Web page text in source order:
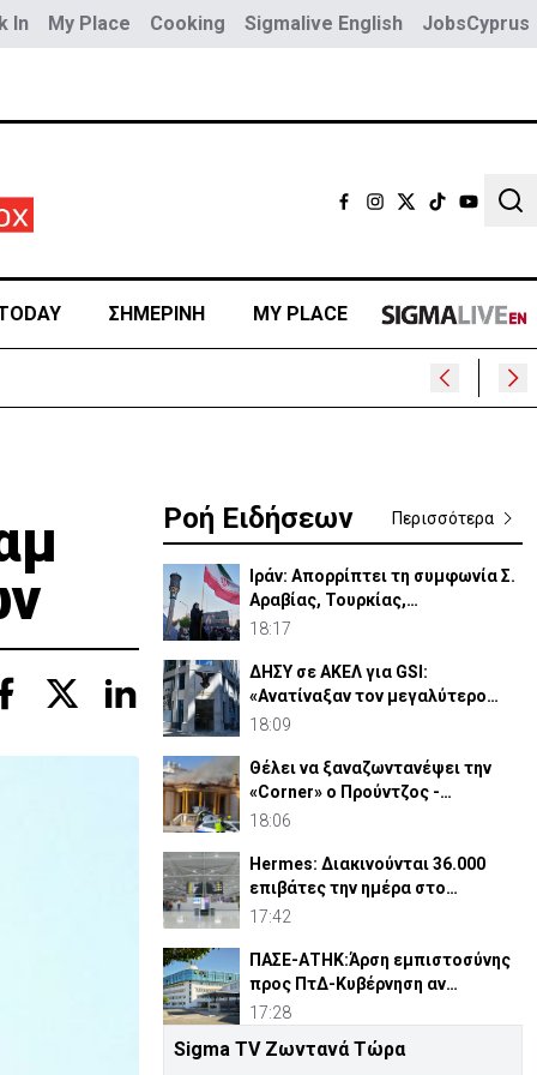
In My Place Cooking Sigmalive English JobsCyprus
ΣΗΜΕΡΙΝΗ MY PLACE
Ροή Ειδήσεων Περισσότερα
Ιράν: Απορρίπτει τη συμφωνία Σ.
Αραβίας, Τουρκίας,
Πακιστάν-«Μόνο στα χαρτιά»
18:17
ΔΗΣΥ σε ΑΚΕΛ για GSI:
«Ανατίναξαν τον μεγαλύτερο
ηλεκτροπαραγωγικό σταθμό»
18:09
Θέλει να ξαναζωντανέψει την
«Corner» o Προύντζος -
«Πληγώνει τις αναμνήσεις»
18:06
Hermes: Διακινούνται 36.000
επιβάτες την ημέρα στο
αεροδρόμιο Λάρνακας
17:42
ΠΑΣΕ-ΑΤΗΚ:Άρση εμπιστοσύνης
προς ΠτΔ-Κυβέρνηση αν
αντικατασταθεί ο Οικονομίδης
17:28
Άγκυρα: Η «Συμφωνία της
Sigma TV Ζωντανά Τώρα